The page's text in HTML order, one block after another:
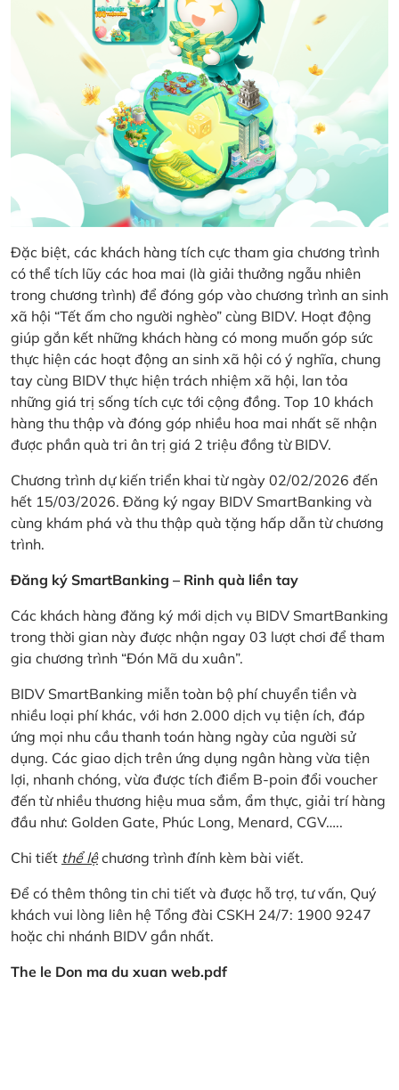
Đặc biệt, các khách hàng tích cực tham gia chương trình
có thể tích lũy các hoa mai (là giải thưởng ngẫu nhiên
trong chương trình) để đóng góp vào chương trình an sinh
xã hội “Tết ấm cho người nghèo” cùng BIDV. Hoạt động
giúp gắn kết những khách hàng có mong muốn góp sức
thực hiện các hoạt động an sinh xã hội có ý nghĩa, chung
tay cùng BIDV thực hiện trách nhiệm xã hội, lan tỏa
những giá trị sống tích cực tới cộng đồng. Top 10 khách
hàng thu thập và đóng góp nhiều hoa mai nhất sẽ nhận
được phần quà tri ân trị giá 2 triệu đồng từ BIDV.
Chương trình dự kiến triển khai từ ngày 02/02/2026 đến
hết 15/03/2026. Đăng ký ngay BIDV SmartBanking và
cùng khám phá và thu thập quà tặng hấp dẫn từ chương
trình.
Đăng ký SmartBanking – Rinh quà liền tay
Các khách hàng đăng ký mới dịch vụ BIDV SmartBanking
trong thời gian này được nhận ngay 03 lượt chơi để tham
gia chương trình “Đón Mã du xuân”.
BIDV SmartBanking miễn toàn bộ phí chuyển tiền và
nhiều loại phí khác, với hơn 2.000 dịch vụ tiện ích, đáp
ứng mọi nhu cầu thanh toán hàng ngày của người sử
dụng. Các giao dịch trên ứng dụng ngân hàng vừa tiện
lợi, nhanh chóng, vừa được tích điểm B-poin đổi voucher
đến từ nhiều thương hiệu mua sắm, ẩm thực, giải trí hàng
đầu như: Golden Gate, Phúc Long, Menard, CGV…..
Chi tiết thể lệchương trình đính kèm bài viết.
Để có thêm thông tin chi tiết và được hỗ trợ, tư vấn, Quý
khách vui lòng liên hệ Tổng đài CSKH 24/7: 1900 9247
hoặc chi nhánh BIDV gần nhất.
The le Don ma du xuan web.pdf